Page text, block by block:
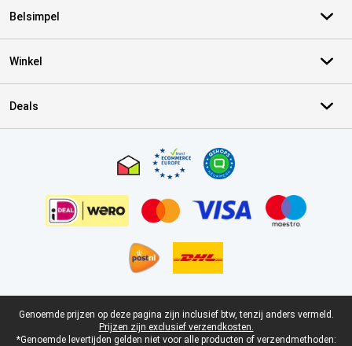
Belsimpel
Winkel
Deals
Juridische voettekst
Genoemde prijzen op deze pagina zijn inclusief btw, tenzij anders vermeld.
Prijzen zijn exclusief verzendkosten.
*Genoemde levertijden gelden niet voor alle producten of verzendmethoden: